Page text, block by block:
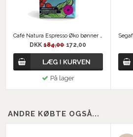
Café Natura Espresso Øko bønner 1kg
DKK184,00 172,00
På lager
ANDRE KØBTE OGSÅ...